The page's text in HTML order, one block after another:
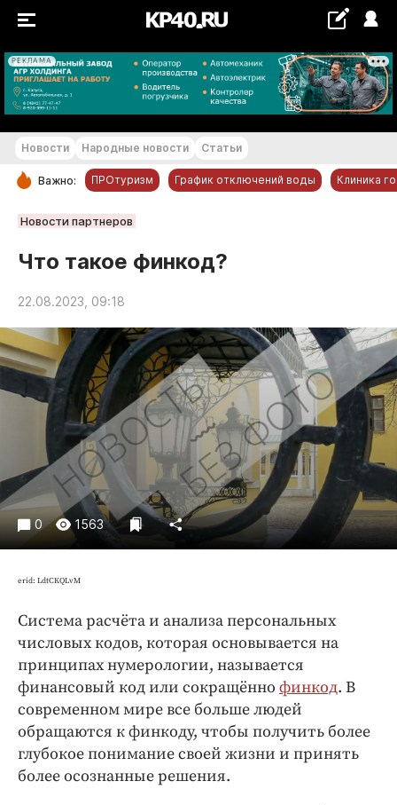
РЕКЛАМА
+18...+19 °С
РУБРИКИ
Новости компаний
Статьи
Народные новости
Авто и транспорт
Благоустройство
Криминал
Культура
Недвижимость и ЖКХ
Образование
Общество
Погода
Спорт
Экономика и бизнес
ПРОЕКТЫ
Блоги
Издания
Медиаперсона
Новости Народные новости Статьи
Важно: ПРОтуризм График отключений воды Клиника
Новости партнеров
Что такое финкод?
22.08.2023, 09:18
0 1563
erid: LdtCKQLvM
Система расчёта и анализа персональных
числовых кодов, которая основывается на
принципах нумерологии, называется
финансовый код или сокращённо финкод. В
современном мире все больше людей
обращаются к финкоду, чтобы получить более
глубокое понимание своей жизни и принять
более осознанные решения.